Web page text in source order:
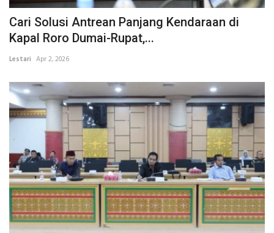
Cari Solusi Antrean Panjang Kendaraan di
Kapal Roro Dumai-Rupat,...
Lestari Apr 2, 2026